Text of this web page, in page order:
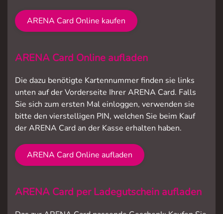
ARENA Card Online kaufen
ARENA Card Online aufladen
Die dazu benötigte Kartennummer finden sie links
unten auf der Vorderseite Ihrer ARENA Card. Falls
Sie sich zum ersten Mal einloggen, verwenden sie
bitte den vierstelligen PIN, welchen Sie beim Kauf
der ARENA Card an der Kasse erhalten haben.
ARENA Card Online aufladen
ARENA Card per Ladegutschein aufladen